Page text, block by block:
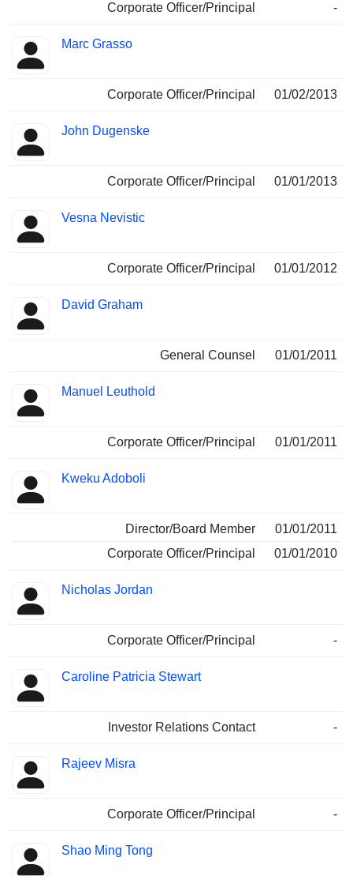
Corporate Officer/Principal -
Marc Grasso
Corporate Officer/Principal 01/02/2013
John Dugenske
Corporate Officer/Principal 01/01/2013
Vesna Nevistic
Corporate Officer/Principal 01/01/2012
David Graham
General Counsel 01/01/2011
Manuel Leuthold
Corporate Officer/Principal 01/01/2011
Kweku Adoboli
Director/Board Member
01/01/2011
Corporate Officer/Principal
01/01/2010
Nicholas Jordan
Corporate Officer/Principal -
Caroline Patricia Stewart
Investor Relations Contact -
Rajeev Misra
Corporate Officer/Principal -
Shao Ming Tong